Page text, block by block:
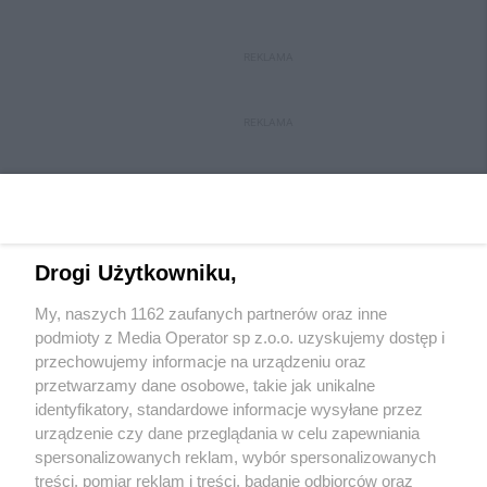
Wydawca mediówlokalnych
Nie zapomnij
Drogi Użytkowniku,
My, naszych 1162 zaufanych partnerów oraz inne
podmioty z Media Operator sp z.o.o. uzyskujemy dostęp i
przechowujemy informacje na urządzeniu oraz
przetwarzamy dane osobowe, takie jak unikalne
identyfikatory, standardowe informacje wysyłane przez
urządzenie czy dane przeglądania w celu zapewniania
spersonalizowanych reklam, wybór spersonalizowanych
treści, pomiar reklam i treści, badanie odbiorców oraz